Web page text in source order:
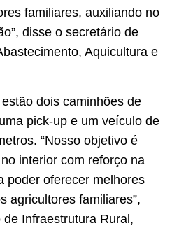
familiares, auxiliando no
disse o secretário de
Aquicultura e
dois caminhões de
pick-up e um veículo de
“Nosso objetivo é
interior com reforço na
poder oferecer melhores
agricultores familiares”,
Infraestrutura Rural,